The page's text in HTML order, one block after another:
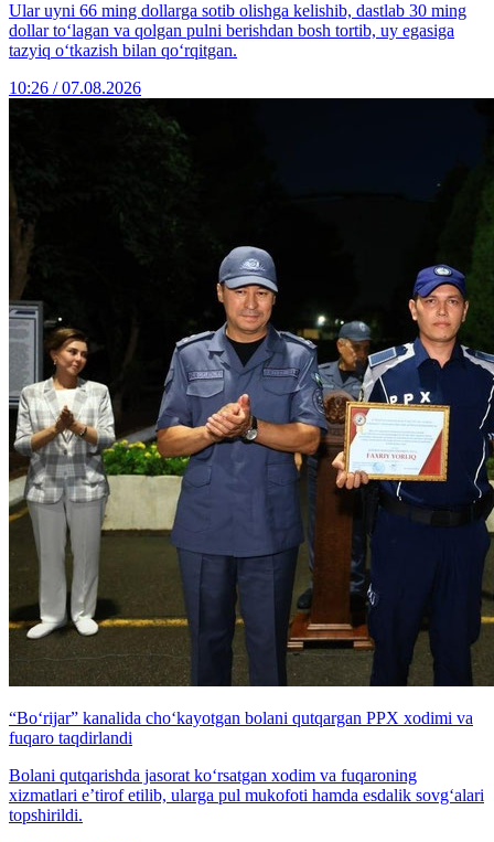
Ular uyni 66 ming dollarga sotib olishga kelishib, dastlab 30 ming
dollar to‘lagan va qolgan pulni berishdan bosh tortib, uy egasiga
tazyiq o‘tkazish bilan qo‘rqitgan.
10:26 / 07.08.2026
“Bo‘rijar” kanalida cho‘kayotgan bolani qutqargan PPX xodimi va
fuqaro taqdirlandi
Bolani qutqarishda jasorat ko‘rsatgan xodim va fuqaroning
xizmatlari e’tirof etilib, ularga pul mukofoti hamda esdalik sovg‘alari
topshirildi.